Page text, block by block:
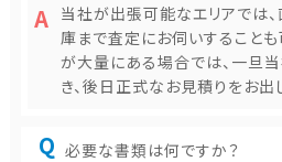
当社が出張可能なエリアでは
庫まで査定にお伺いすることも
が大量にある場合では、一旦
き、後日正式なお見積りをお出
必要な書類は何ですか？